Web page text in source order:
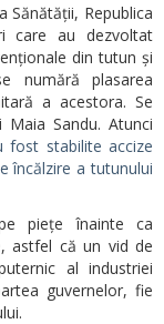
Sănătății, Republica
care au dezvoltat
din tutun și
numără plasarea
a acestora. Se
Sandu. Atunci
fost stabilite accize
încălzire a tutunului
piețe înainte ca
astfel că un vid de
al industriei
guvernelor, fie